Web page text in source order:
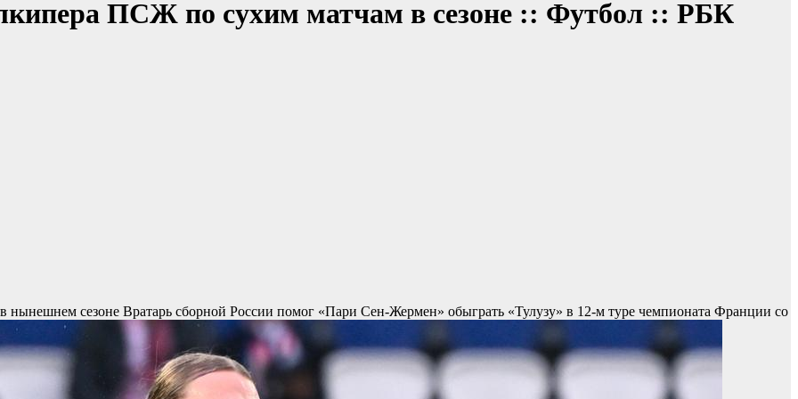
ПСЖ по сухим матчам в сезоне :: Футбол :: РБК
нынешнем сезоне Вратарь сборной России помог «Пари Сен-Жермен» обыграть «Тулузу» в 12-м туре чемпионата Франции со